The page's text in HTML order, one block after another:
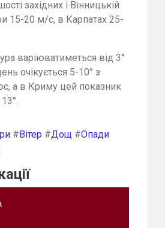
західних і Вінницькій
15-20 м/с, в Карпатах 25-
варіюватиметься від 3°
очікується 5-10° з
а в Криму цей показник
#Вітер #Дощ #Опади